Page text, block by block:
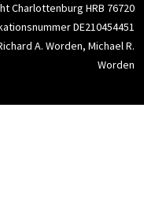
Charlottenburg HRB 76720
DE210454451
A. Worden, Michael R.
Worden